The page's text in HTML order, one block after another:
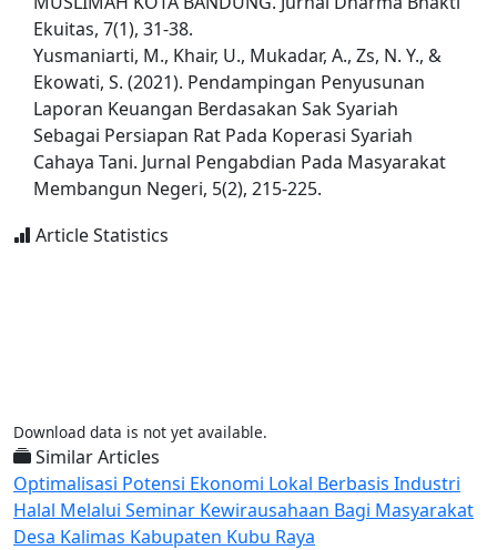
Ekuitas, 7(1), 31-38.
Yusmaniarti, M., Khair, U., Mukadar, A., Zs, N. Y., &
Ekowati, S. (2021). Pendampingan Penyusunan
Laporan Keuangan Berdasakan Sak Syariah
Sebagai Persiapan Rat Pada Koperasi Syariah
Cahaya Tani. Jurnal Pengabdian Pada Masyarakat
Membangun Negeri, 5(2), 215-225.
Article Statistics
Download data is not yet available.
Similar Articles
Optimalisasi Potensi Ekonomi Lokal Berbasis Industri
Halal Melalui Seminar Kewirausahaan Bagi Masyarakat
Desa Kalimas Kabupaten Kubu Raya